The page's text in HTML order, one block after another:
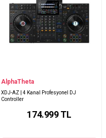
AlphaTheta
XDJ-AZ | 4 Kanal Profesyonel DJ
Controller
174.999TL